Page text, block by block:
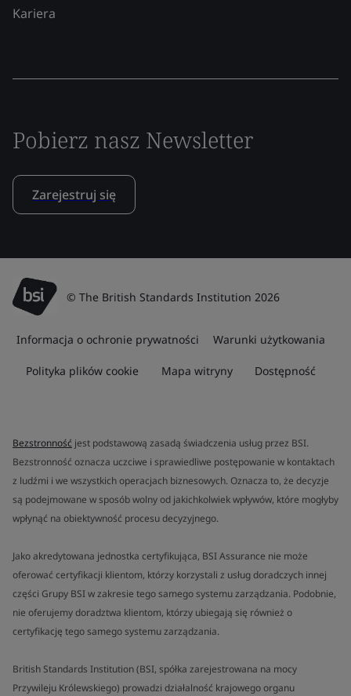
Kariera
Pobierz nasz Newsletter
Zarejestruj się
© The British Standards Institution 2026
Informacja o ochronie prywatności Warunki użytkowania
Polityka plików cookie Mapa witryny Dostępność
Bezstronność jest podstawową zasadą świadczenia usług przez BSI.
Bezstronność oznacza uczciwe i sprawiedliwe postępowanie w kontaktach
z ludźmi i we wszystkich operacjach biznesowych. Oznacza to, że decyzje
są podejmowane w sposób wolny od jakichkolwiek wpływów, które mogłyby
wpłynąć na obiektywność procesu decyzyjnego.
Jako akredytowana jednostka certyfikująca, BSI Assurance nie może
oferować certyfikacji klientom, którzy korzystali z usług doradczych innej
części Grupy BSI w zakresie tego samego systemu zarządzania. Podobnie,
nie oferujemy doradztwa klientom, którzy ubiegają się również o
certyfikację tego samego systemu zarządzania.
British Standards Institution (BSI, spółka zarejestrowana na mocy
Przywileju Królewskiego) prowadzi działalność krajowego organu